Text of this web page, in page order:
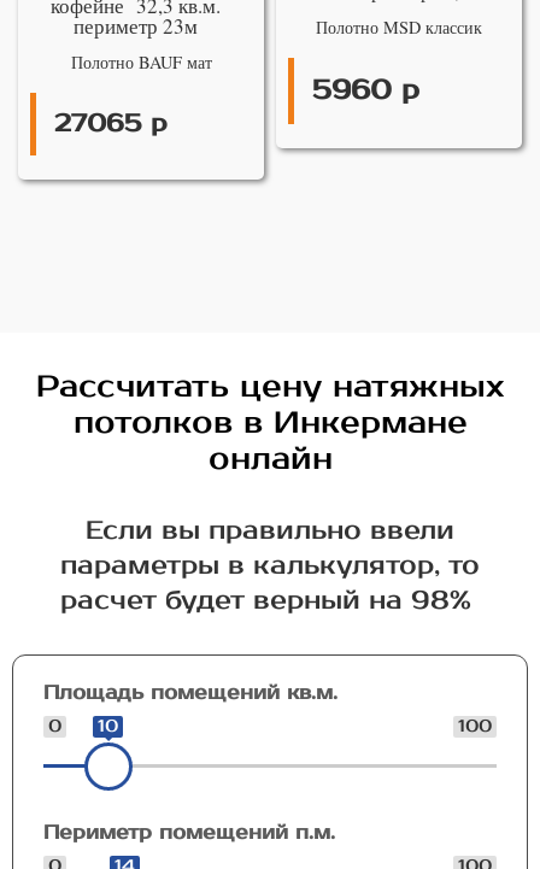
периметр 23м
Полотно BAUF мат
27065 р
Полотно MSD классик
5960 р
Рассчитать цену натяжных
потолков в Инкермане
онлайн
Если вы правильно ввели
параметры в калькулятор, то
расчет будет верный на 98%
Площадь помещений кв.м.
0 100
10
Периметр помещений п.м.